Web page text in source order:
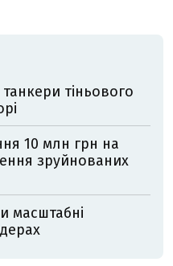
тіньового
10 млн грн на
зруйнованих
масштабні